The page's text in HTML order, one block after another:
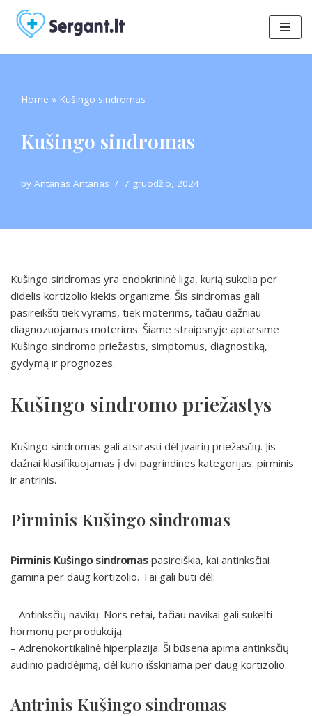
Skip
to
Home » Kušingo sindromas
Kušingo sindromas
by Antanas Antanas 7 gruodžio, 2024
Kušingo sindromas yra endokrininė liga, kurią sukelia per
didelis kortizolio kiekis organizme. Šis sindromas gali
pasireikšti tiek vyrams, tiek moterims, tačiau dažniau
diagnozuojamas moterims. Šiame straipsnyje aptarsime
Kušingo sindromo priežastis, simptomus, diagnostiką,
gydymą ir prognozes.
Kušingo sindromo priežastys
Kušingo sindromas gali atsirasti dėl įvairių priežasčių. Jis
dažnai klasifikuojamas į dvi pagrindines kategorijas: pirminis
ir antrinis.
Pirminis Kušingo sindromas
Pirminis Kušingo sindromas pasireiškia, kai antinksčiai
gamina per daug kortizolio. Tai gali būti dėl:
– Antinksčių navikų: Nors retai, tačiau navikai gali sukelti
hormonų perprodukciją.
– Adrenokortikalinė hiperplazija: Ši būsena apima antinksčių
audinio padidėjimą, dėl kurio išskiriama per daug kortizolio.
Antrinis Kušingo sindromas